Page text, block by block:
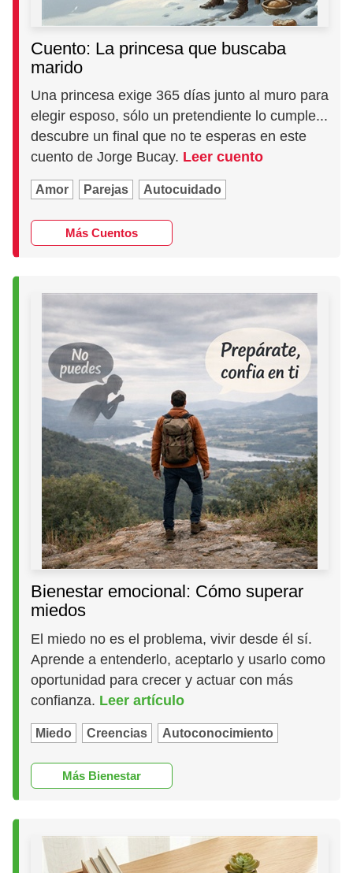
Cuento: La princesa que buscaba
marido
Una princesa exige 365 días junto al muro para
elegir esposo, sólo un pretendiente lo cumple...
descubre un final que no te esperas en este
cuento de Jorge Bucay. Leer cuento
Amor Parejas Autocuidado
Más Cuentos
Bienestar emocional: Cómo superar
miedos
El miedo no es el problema, vivir desde él sí.
Aprende a entenderlo, aceptarlo y usarlo como
oportunidad para crecer y actuar con más
confianza. Leer artículo
Miedo Creencias Autoconocimiento
Más Bienestar